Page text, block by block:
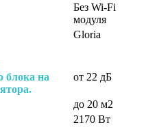
Без Wi-Fi
модуля
Gloria
блока на
от 22 дБ
до 20 м2
2170 Вт